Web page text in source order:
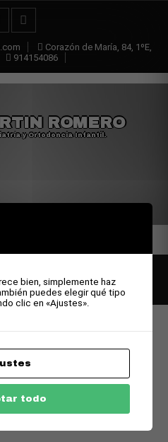
Corazón de María, 84, 1ºE,
914154086
ROMERO
y Ortodoncia Infantil.
bien, simplemente haz
puedes elegir qué tipo
clic en «Ajustes».
todo